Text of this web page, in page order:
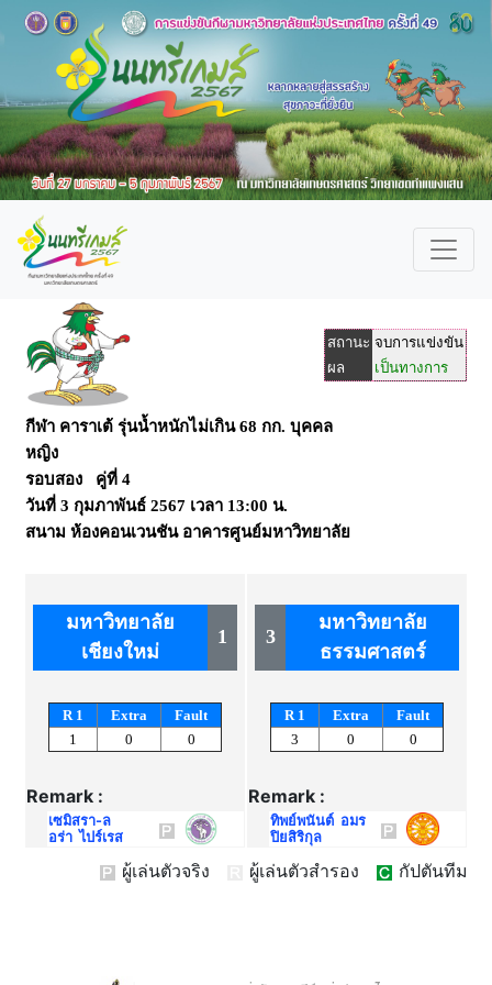
สถานะ จบการแข่งขัน
ผล
เป็นทางการ
กีฬา คาราเต้ รุ่นน้ำหนักไม่เกิน 68 กก. บุคคล
หญิง
รอบสอง คู่ที่ 4
วันที่ 3 กุมภาพันธ์ 2567 เวลา 13:00 น.
สนาม ห้องคอนเวนชัน อาคารศูนย์มหาวิทยาลัย
มหาวิทยาลัย
เชียงใหม่
1
R 1 Extra
Fault
1
0 0
Remark :
เซมิสรา-ล
อร่า ไปร์เรส
3
มหาวิทยาลัย
ธรรมศาสตร์
R 1 Extra
Fault
3
0 0
Remark :
ทิพย์พนันต์ อมร
ปิยสิริกุล
ผู้เล่นตัวจริง ผู้เล่นตัวสำรอง กัปตันทีม